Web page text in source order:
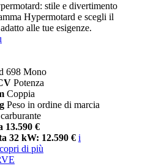
stile e divertimento
Hypermotard e scegli il
alle tue esigenze.
698 Mono
Potenza
Coppia
Peso in ordine di marcia
13.590 €
32 kW: 12.590 € i
di più